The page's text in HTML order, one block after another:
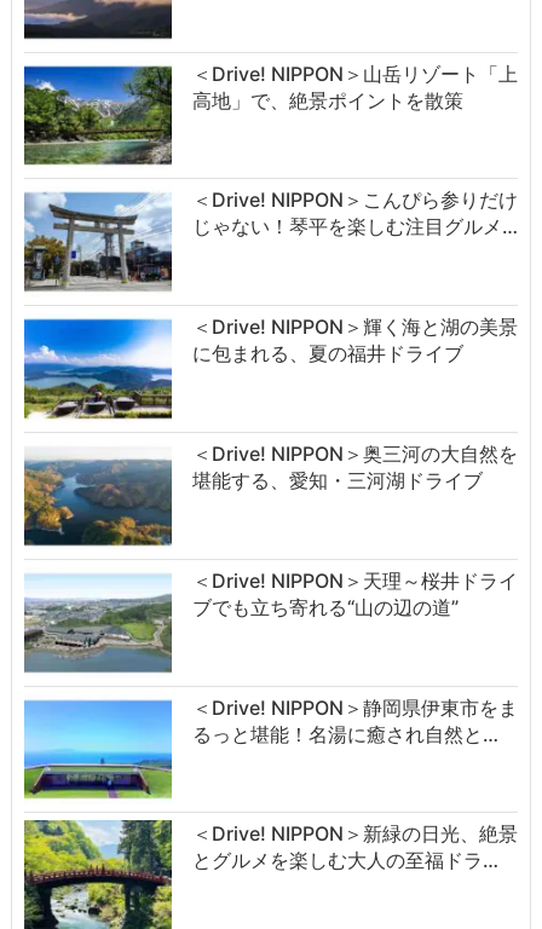
＜Drive! NIPPON＞山岳リゾート「上
高地」で、絶景ポイントを散策
＜Drive! NIPPON＞こんぴら参りだけ
じゃない！琴平を楽しむ注目グルメ…
＜Drive! NIPPON＞輝く海と湖の美景
に包まれる、夏の福井ドライブ
＜Drive! NIPPON＞奥三河の大自然を
堪能する、愛知・三河湖ドライブ
＜Drive! NIPPON＞天理～桜井ドライ
ブでも立ち寄れる“山の辺の道”
＜Drive! NIPPON＞静岡県伊東市をま
るっと堪能！名湯に癒され自然と…
＜Drive! NIPPON＞新緑の日光、絶景
とグルメを楽しむ大人の至福ドラ…